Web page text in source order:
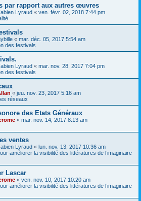
par rapport aux autres œuvres
Lyraud « ven. févr. 02, 2018 7:44 pm
« mar. déc. 05, 2017 5:54 am
des festivals
Lyraud « mar. nov. 28, 2017 7:04 pm
des festivals
« jeu. nov. 23, 2017 5:16 am
réseaux
des Etats Généraux
« mar. nov. 14, 2017 8:13 am
ventes
Lyraud « lun. nov. 13, 2017 10:36 am
améliorer la visibilité des littératures de l’imaginaire
Lascar
« ven. nov. 10, 2017 10:20 am
améliorer la visibilité des littératures de l’imaginaire